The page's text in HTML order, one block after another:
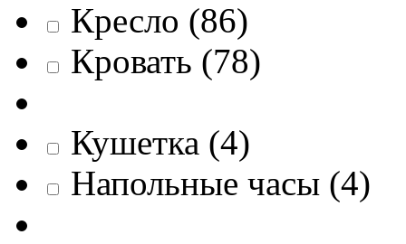
Кресло (86)
Кровать (78)
Кушетка (4)
Напольные часы (4)